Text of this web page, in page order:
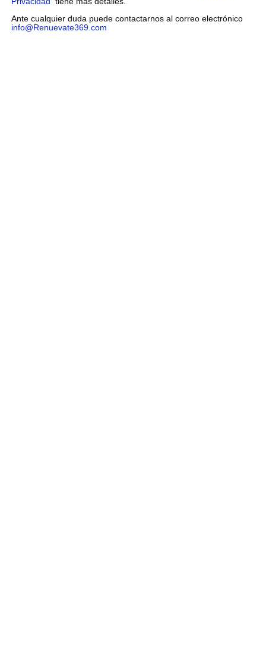
Ante cualquier duda puede contactarnos al correo electrónico
info@Renuevate369.com